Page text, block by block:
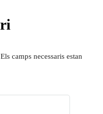
Els camps necessaris estan